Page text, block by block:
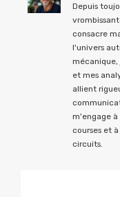
Depuis
consacre
l'univers
mécanique,
et mes
allient
m'engage
courses et
circuits.